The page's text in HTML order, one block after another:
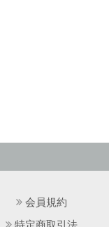
会員規約
特定商取引法